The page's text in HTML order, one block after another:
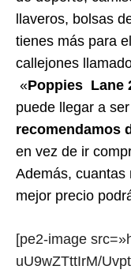
llaveros, bolsas
tienes más para
callejones
«Poppies Lane
puede llegar a
recomendamos
en vez de ir
Además, cuantas
mejor precio
[pe2-image
uU9wZTttIrM/